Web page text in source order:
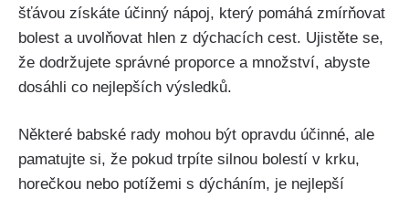
šťávou ‌získáte účinný nápoj,‌ který pomáhá zmírňovat
bolest a‌ uvolňovat hlen z‌ dýchacích cest. Ujistěte se,
že⁣ dodržujete správné proporce a ‍množství, abyste​
dosáhli co nejlepších výsledků.
Některé babské rady mohou být opravdu účinné, ⁤ale
‍pamatujte si, že ‌pokud trpíte silnou bolestí ⁣v krku,​
horečkou nebo potížemi s dýcháním, je nejlepší